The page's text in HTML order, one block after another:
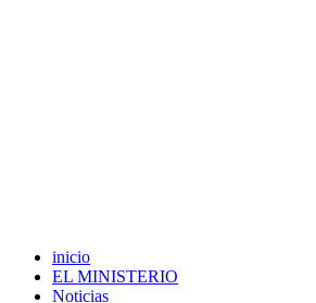
inicio
EL MINISTERIO
Noticias